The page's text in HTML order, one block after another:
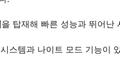
을 탑재해 빠른 성능과 뛰어난
스템과 나이트 모드 기능이